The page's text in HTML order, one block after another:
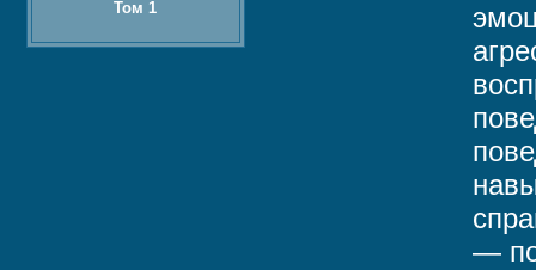
—
Том 1